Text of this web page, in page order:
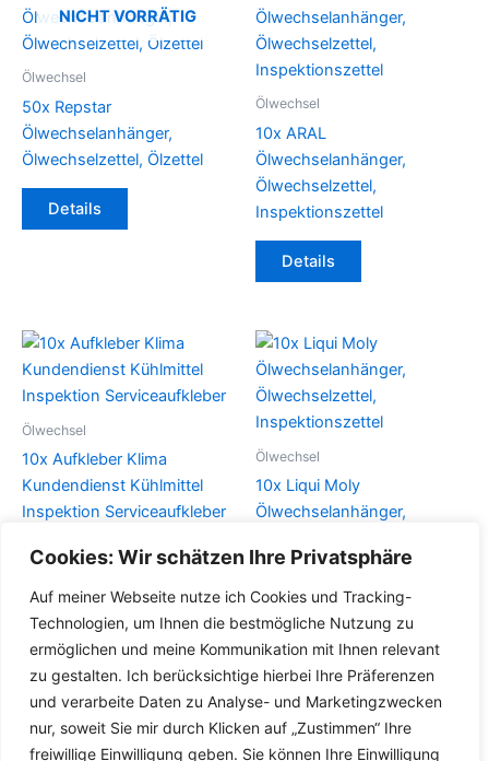
Cookies: Wir schätzen Ihre Privatsphäre
Auf meiner Webseite nutze ich Cookies und Tracking-
Technologien, um Ihnen die bestmögliche Nutzung zu
ermöglichen und meine Kommunikation mit Ihnen relevant
zu gestalten. Ich berücksichtige hierbei Ihre Präferenzen
und verarbeite Daten zu Analyse- und Marketingzwecken
nur, soweit Sie mir durch Klicken auf „Zustimmen“ Ihre
freiwillige Einwilligung geben. Sie können Ihre Einwilligung
NICHT VORRÄTIG
Ölwechsel
50x Repstar
Ölwechselanhänger,
Ölwechselzettel, Ölzettel
Details
Ölwechsel
10x ARAL
Ölwechselanhänger,
Ölwechselzettel,
Inspektionszettel
Details
Ölwechsel
10x Aufkleber Klima
Kundendienst Kühlmittel
Inspektion Serviceaufkleber
Details
Ölwechsel
10x Liqui Moly
Ölwechselanhänger,
Inspektionszettel
Details